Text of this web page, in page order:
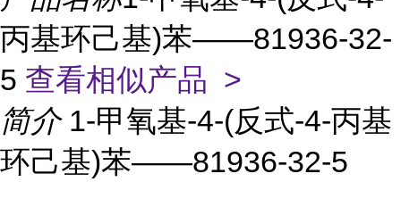
丙基环己基)苯——81936-32-
5 查看相似产品 >
简介 1-甲氧基-4-(反式-4-丙基
环己基)苯——81936-32-5